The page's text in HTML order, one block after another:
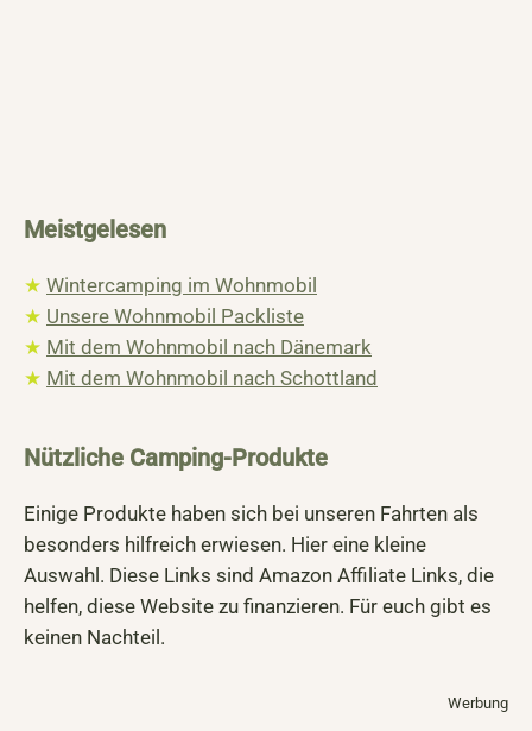
Meistgelesen
★ Wintercamping im Wohnmobil
★ Unsere Wohnmobil Packliste
★ Mit dem Wohnmobil nach Dänemark
★ Mit dem Wohnmobil nach Schottland
Nützliche Camping-Produkte
Einige Produkte haben sich bei unseren Fahrten als
besonders hilfreich erwiesen. Hier eine kleine
Auswahl. Diese Links sind Amazon Affiliate Links, die
helfen, diese Website zu finanzieren. Für euch gibt es
keinen Nachteil.
Werbung